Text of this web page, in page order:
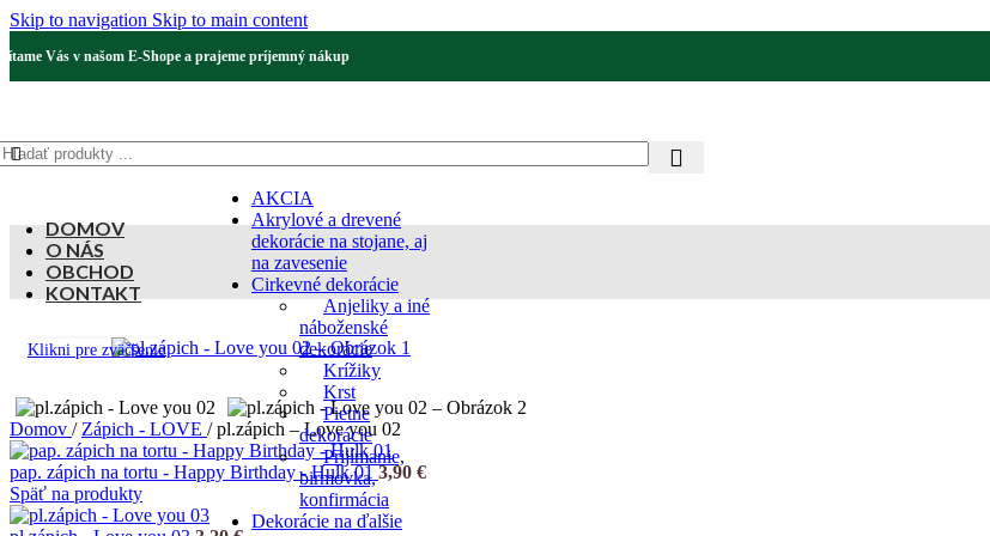
Skip to navigation Skip to main content
Vás v našom E-Shope a prajeme príjemný nákup
AKCIA
Akrylové a drevené
dekorácie na stojane, aj
na zavesenie
Cirkevné dekorácie
Anjeliky a iné
náboženské
dekorácie
Krížiky
Krst
Pietne
dekorácie
Prijímanie,
birmovka,
konfirmácia
Dekorácie na ďalšie
DOMOV
O NÁS
OBCHOD
KONTAKT
Klikni pre zväčšenie
Domov / Zápich - LOVE / pl.zápich – Love you 02
pap. zápich na tortu - Happy Birthday - Hulk 013,90 €
Späť na produkty